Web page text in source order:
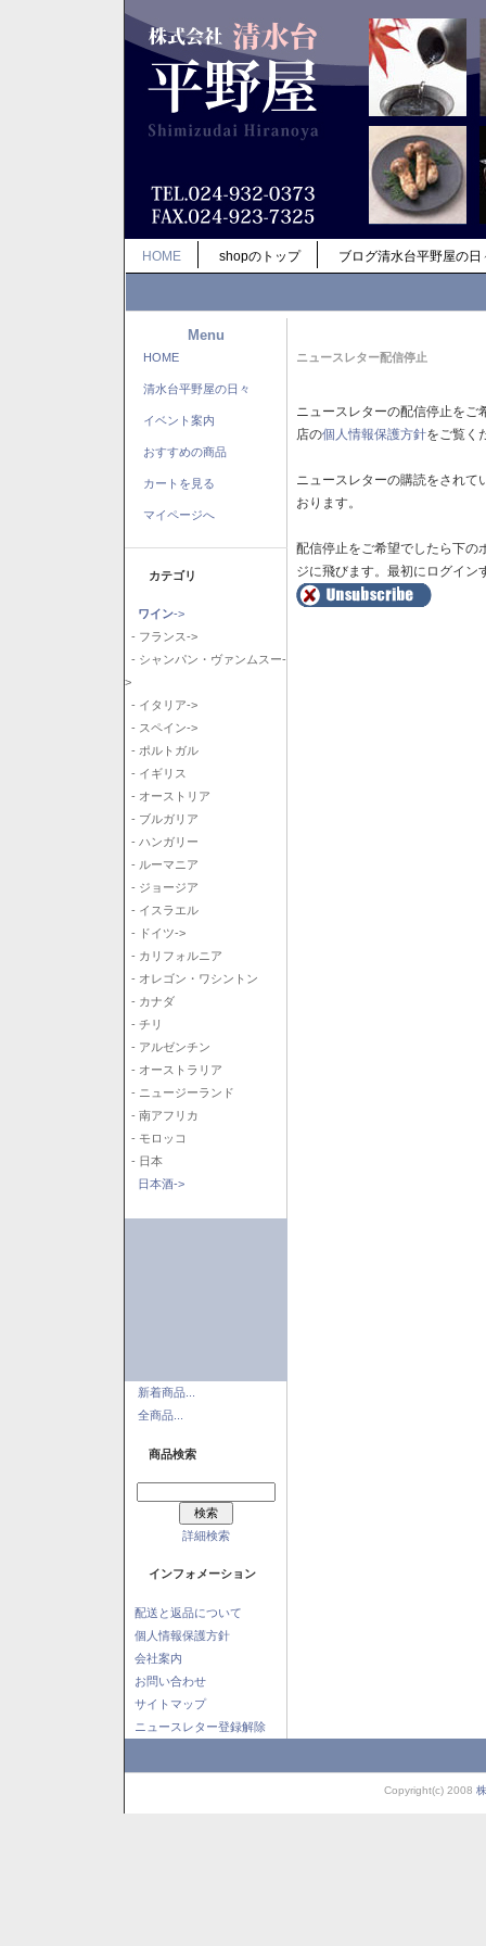
HOME shopのトップ ブログ清水台平野屋の日
Menu
HOME
清水台平野屋の日々
イベント案内
おすすめの商品
カートを見る
マイページへ
カテゴリ
ワイン->
- フランス->
- シャンパン・ヴァンムスー-
>
- イタリア->
- スペイン->
- ポルトガル
- イギリス
- オーストリア
- ブルガリア
- ハンガリー
- ルーマニア
- ジョージア
- イスラエル
- ドイツ->
- カリフォルニア
- オレゴン・ワシントン
- カナダ
- チリ
- アルゼンチン
- オーストラリア
- ニュージーランド
- 南アフリカ
- モロッコ
- 日本
日本酒->
新着商品...
全商品...
商品検索
詳細検索
インフォメーション
配送と返品について
個人情報保護方針
会社案内
お問い合わせ
サイトマップ
ニュースレター登録解除
ニュースレター配信停止
ニュースレターの配信停止を
店の個人情報保護方針をご覧く
ニュースレターの購読をされ
おります。
配信停止をご希望でしたら下の
ジに飛びます。最初にログイン
Copyright(c) 2008